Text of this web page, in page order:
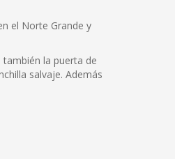
el Norte Grande y
la puerta de
salvaje. Además